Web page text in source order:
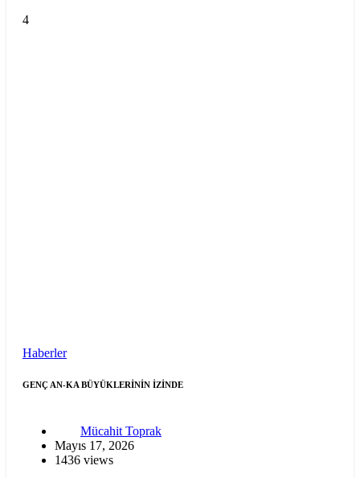
4
Haberler
GENÇ AN-KA BÜYÜKLERİNİN İZİNDE
Mücahit Toprak
Mayıs 17, 2026
1436 views